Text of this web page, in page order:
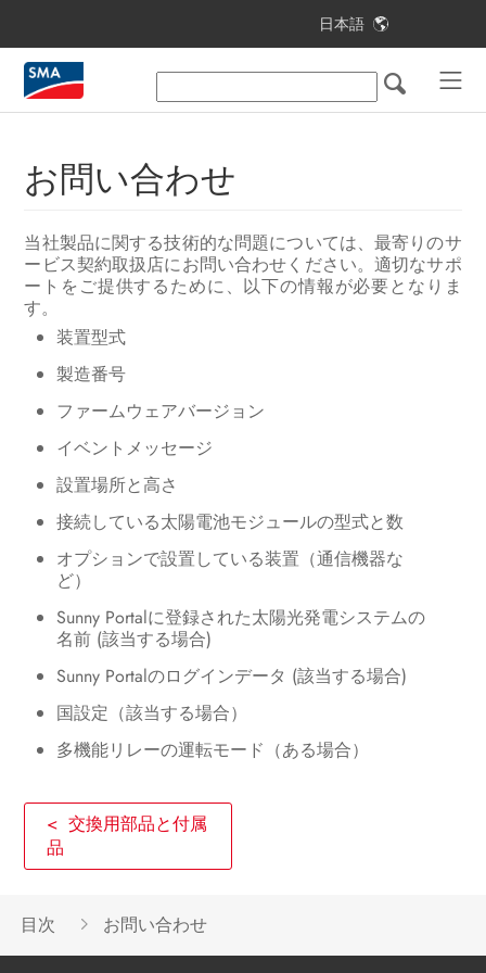
日本語
お問い合わせ
当社製品に関する技術的な問題については、最寄りのサ
ービス契約取扱店にお問い合わせください。適切なサポ
ートをご提供するために、以下の情報が必要となりま
す。
装置型式
製造番号
ファームウェアバージョン
イベントメッセージ
設置場所と高さ
接続している太陽電池モジュールの型式と数
オプションで設置している装置（通信機器な
ど）
Sunny Portalに登録された太陽光発電システムの
名前 (該当する場合)
Sunny Portalのログインデータ (該当する場合)
国設定（該当する場合）
多機能リレーの運転モード（ある場合）
< 交換用部品と付属
品
目次 お問い合わせ
目次
本書について
梱包内容
設置に必要な部品と工具
製品について
取付け
電気配線工事
パワーコンディショナの試運転調整
設定
パワーコンディショナの運転
パワーコンディショナの電源を切る
トラブルシューティング
パワーコンディショナの運転再開
パワーコンディショナの廃棄処分
仕様一覧
お問い合わせ